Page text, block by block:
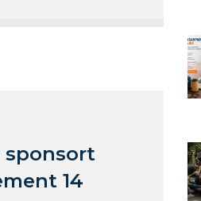
sponsort
14